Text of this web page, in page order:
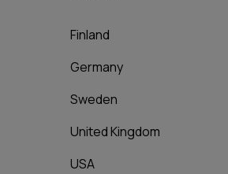
Finland
Germany
Sweden
United Kingdom
USA